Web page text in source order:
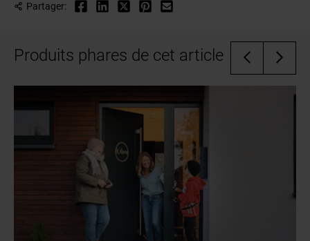
Partager:
Produits phares de cet article